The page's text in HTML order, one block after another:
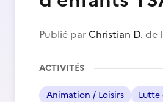
Publié par Christian D. de
ACTIVITÉS
Animation / Loisirs